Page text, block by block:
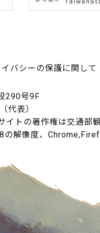
イバシーの保護に関して
290号9F
代表）
トの著作権は交通部
解像度、